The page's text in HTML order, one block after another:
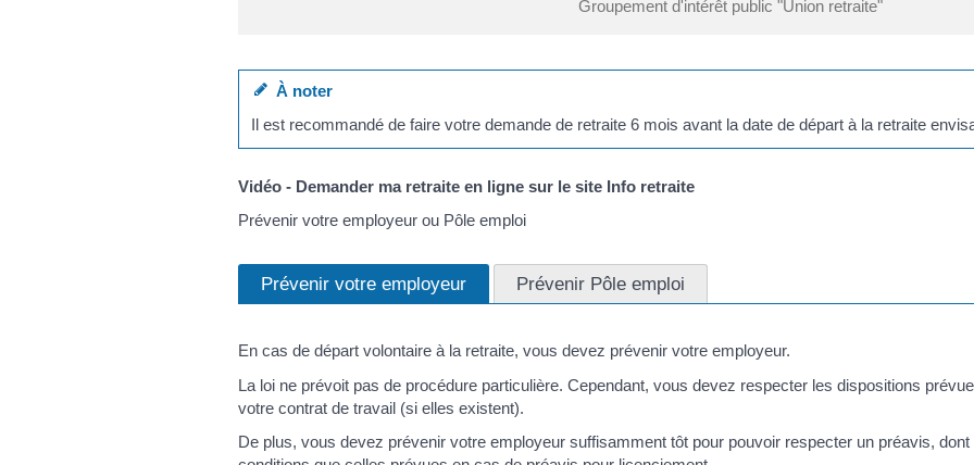
Groupement d'intérêt public "Union retraite"
À noter
Il est recommandé de faire votre demande de retraite 6 mois avant la date de départ à la retraite
Vidéo - Demander ma retraite en ligne sur le site Info retraite
Prévenir votre employeur ou Pôle emploi
Prévenir votre employeur Prévenir Pôle emploi
En cas de départ volontaire à la retraite, vous devez prévenir votre employeur.
La loi ne prévoit pas de procédure particulière. Cependant, vous devez respecter les dispositions
votre contrat de travail (si elles existent).
De plus, vous devez prévenir votre employeur suffisamment tôt pour pouvoir respecter un préavis,